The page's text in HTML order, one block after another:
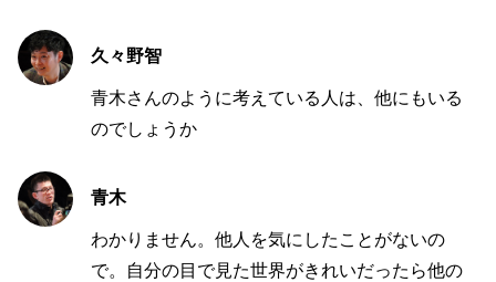
久々野智
青木さんのように考えている人は、他にもいる
のでしょうか
青木
わかりません。他人を気にしたことがないの
で。自分の目で見た世界がきれいだったら他の